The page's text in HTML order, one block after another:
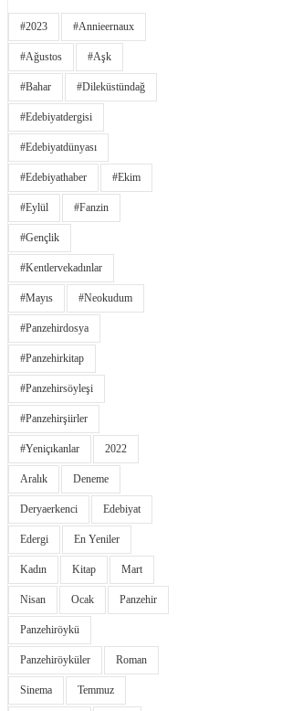
#2023 #annieernaux
#ağustos #aşk
#bahar #dileküstündağ
#edebiyatdergisi
#edebiyatdünyası
#edebiyathaber #ekim
#eylül #fanzin
#gençlik
#kentlervekadınlar
#Mayıs #neokudum
#panzehirdosya
#panzehirkitap
#panzehirsöyleşi
#panzehirşiirler
#yeniçıkanlar 2022
Aralık Deneme
Deryaerkenci Edebiyat
Edergi En Yeniler
Kadın Kitap Mart
Nisan Ocak Panzehir
Panzehiröykü
Panzehiröyküler Roman
Sinema Temmuz